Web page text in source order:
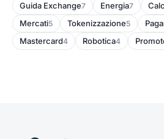
Guida Exchange7 Energia7
Mercati5 Tokenizzazione5
Mastercard4 Robotica4